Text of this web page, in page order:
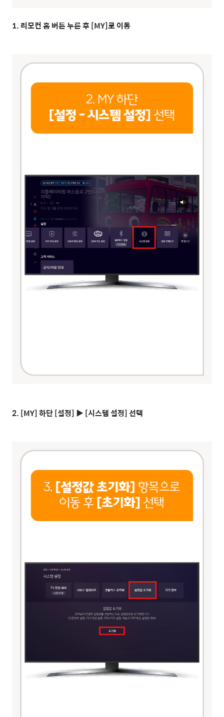
1. 리모컨 홈 버튼 누른 후 [MY]로 이동
2. [MY] 하단 [설정] ▶ [시스템 설정] 선택